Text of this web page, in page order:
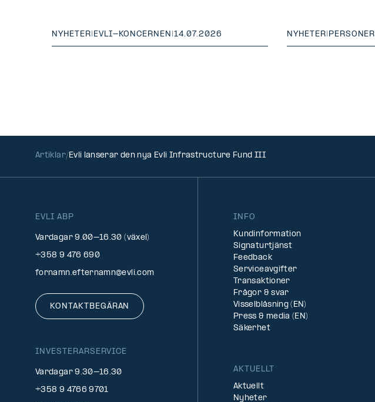
NYHETER| EVLI-KONCERNEN |14.07.2026 NYHETER| PERSONER
Artiklar Evli lanserar den nya Evli Infrastructure Fund III
EVLI ABP
Vardagar 9.00–16.30 (växel)
+358 9 476 690
fornamn.efternamn@evli.com
KONTAKTBEGÄRAN
INVESTERARSERVICE
Vardagar 9.30–16.30
+358 9 4766 9701
INFO
Kundinformation
Signaturtjänst
Feedback
Serviceavgifter
Transaktioner
Frågor & svar
Visselblåsning (EN)
Press & media (EN)
Säkerhet
AKTUELLT
Aktuellt
Nyheter